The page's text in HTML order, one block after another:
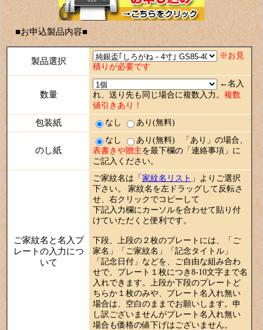
■お申込製品内容■
製品選択
※お見
積りが必要です
数量
←名入
れ、送り先も同じ場合に複数入力。 複数
値引きあり！
包装紙 なし あり(無料)
のし紙
なし
あり(無料) 「あり」の場合、
表書きや贈主を最下欄の「連絡事項」に
ご記入ください。
ご家紋名と名入プ
レートの入力につ
いて
ご家紋名は「 家紋名リスト 」よりご選択
下さい。 家紋名を左ドラッグして反転さ
せ、右クリックでコピーして
下記入力欄にカーソルを合わせて貼り付
けていただくと便利です。
下段、上段の２枚のプレートには、「ご
家名」「ご家紋名」「記念タイトル」
「記念日付」などを、ご自由な組み合わ
せで、プレート１枚につき 8-10文字まで名
入れできます。上段か下段のプレートど
ちらか１枚のみや、プレート名入れ無い
場合は、空白のままでお願いします。申
し訳ございませんがプレート名入れ無い
場合も価格の値下げはございません。